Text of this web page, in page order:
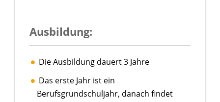
Ausbildung:
Die Ausbildung dauert 3 Jahre
Das erste Jahr ist ein
Berufsgrundschuljahr, danach findet